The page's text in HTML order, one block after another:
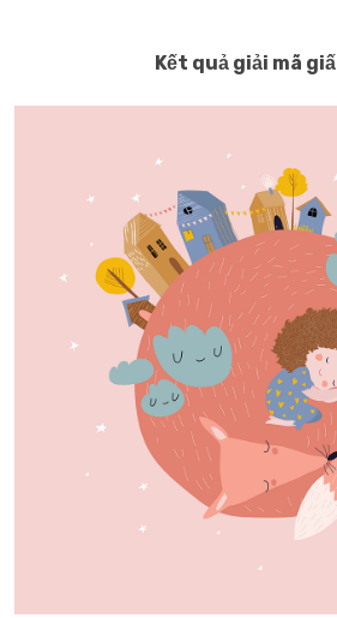
Kết quả giải mã